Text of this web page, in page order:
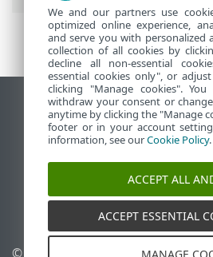
Desktop-Site anzeigen
End of Life
ESET Knowledgebase
ESET-Forum
ESET Status Portal
Regionaler Support
© 1992 - 2026 ESET, spol. s r.
We and our partners use
optimized online experience,
and serve you with personalized
collection of all cookies by
decline all non-essential
essential cookies only", or
clicking "Manage cookies".
withdraw your consent or
anytime by clicking the "Manage
footer or in your account
information, see ourCookie Policy.
ACCEPT ALL
ACCEPT ESSENTIAL